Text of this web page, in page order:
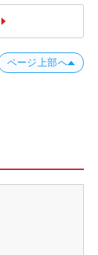
ページ上部へ